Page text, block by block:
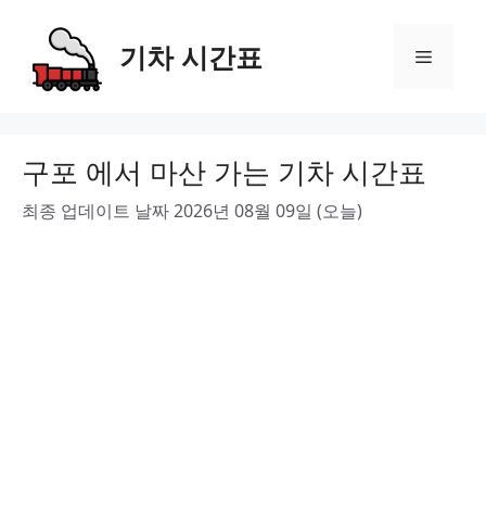
content
기차 시간표 Menu
구포 에서 마산 가는 기차 시간표
최종 업데이트 날짜 2026년 08월 09일 (오늘)